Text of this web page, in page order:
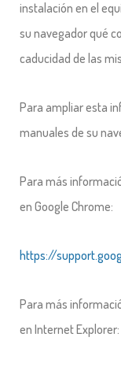
instalación en el
su navegador qué
caducidad de las
Para ampliar esta
manuales de su
Para más
en Google Chrome:
https://
Para más
en Internet Explorer: